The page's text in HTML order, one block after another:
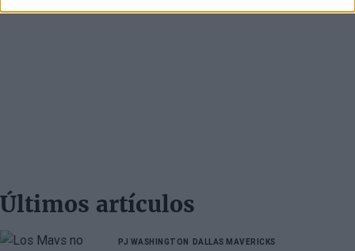
Últimos artículos
PJ WASHINGTON DALLAS MAVERICKS